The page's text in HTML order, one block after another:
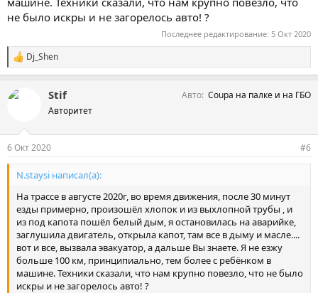
не было искры и не загорелось авто! ?
Последнее редактирование: 5 Окт 2020
С
и
п
Dj_Shen
Stif
Авторитет
Авто Coupa на палке и на ГБО
6 Окт 2020 #6
N.staysi написал(а):
На трассе в августе 2020г, во время движения, после 30 минут
езды примерно, произошёл хлопок и из выхлопной трубы , и
из под капота пошёл белый дым, я остановилась на аварийке,
заглушила двигатель, открыла капот, там все в дыму и масле....
вот и все, вызвала эвакуатор, а дальше Вы знаете. Я не езжу
больше 100 км, принципиально, тем более с ребёнком в
машине. Техники сказали, что нам крупно повезло, что не было
искры и не загорелось авто! ?